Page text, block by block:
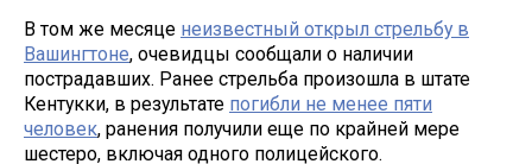
В том же месяце неизвестный открыл стрельбу в
Вашингтоне, очевидцы сообщали о наличии
пострадавших. Ранее стрельба произошла в штате
Кентукки, в результате погибли не менее пяти
человек, ранения получили еще по крайней мере
шестеро, включая одного полицейского.